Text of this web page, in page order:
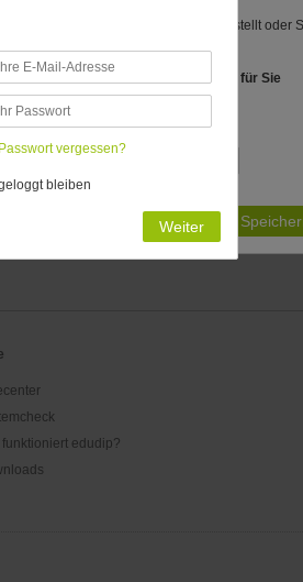
Passwort vergessen?
bleiben
Weiter
funktioniert edudip?
ist Ihre Computer-Uhr anders eingestellt oder
Zeitzonen haben wir als Vorschlag für Sie
Zeitzonen
Zeitzone nicht aufgeführt?